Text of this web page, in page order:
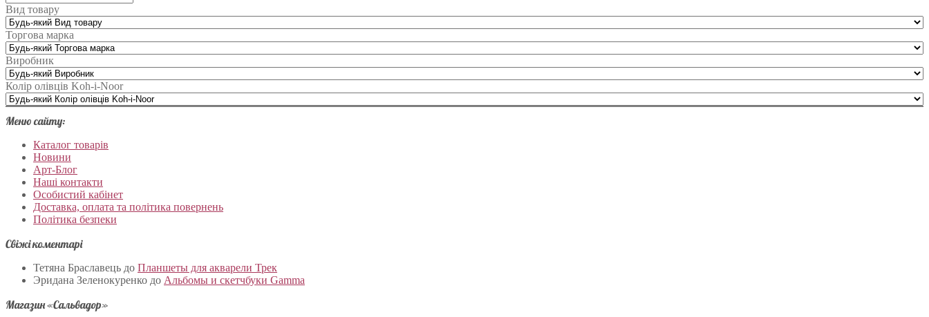
Вид товару
Торгова марка
Виробник
Колір олівців Koh-i-Noor
Меню сайту:
Каталог товарів
Новини
Арт-Блог
Наші контакти
Особистий кабінет
Доставка, оплата та політика повернень
Політика безпеки
Свіжі коментарі
Тетяна Браславець до Планшеты для акварели Трек
Эридана Зеленокуренко до Альбомы и скетчбуки Gamma
Магазин «Сальвадор»